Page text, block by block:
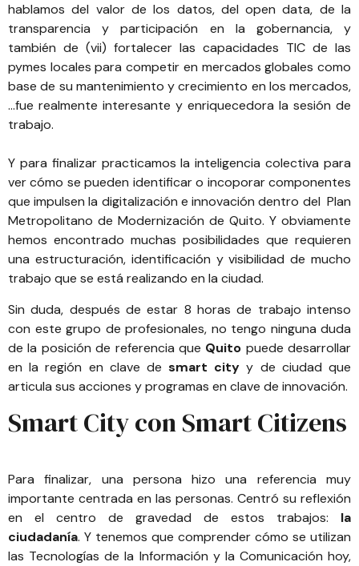
hablamos del valor de los datos, del open data, de la
transparencia y participación en la gobernancia, y
también de (vii) fortalecer las capacidades TIC de las
pymes locales para competir en mercados globales como
base de su mantenimiento y crecimiento en los mercados,
…fue realmente interesante y enriquecedora la sesión de
trabajo.
Y para finalizar practicamos la inteligencia colectiva para
ver cómo se pueden identificar o incoporar componentes
que impulsen la digitalización e innovación dentro del Plan
Metropolitano de Modernización de Quito. Y obviamente
hemos encontrado muchas posibilidades que requieren
una estructuración, identificación y visibilidad de mucho
trabajo que se está realizando en la ciudad.
Sin duda, después de estar 8 horas de trabajo intenso
con este grupo de profesionales, no tengo ninguna duda
de la posición de referencia que Quito puede desarrollar
en la región en clave desmart city y de ciudad que
articula sus acciones y programas en clave de innovación.
Smart City con Smart Citizens
Para finalizar, una persona hizo una referencia muy
importante centrada en las personas. Centró su reflexión
en el centro de gravedad de estos trabajos: la
ciudadanía. Y tenemos que comprender cómo se utilizan
las Tecnologías de la Información y la Comunicación hoy,